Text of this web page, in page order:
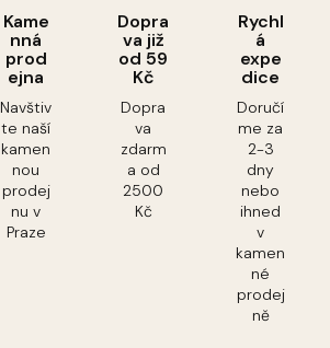
Kame
nná
prod
ejna
Navštiv
te naší
kamen
nou
prodej
nu v
Praze
Dopra
va již
od 59
Kč
Dopra
va
zdarm
a od
2500
Kč
Rychl
á
expe
dice
Doručí
me za
2-3
dny
nebo
ihned
v
kamen
né
prodej
ně